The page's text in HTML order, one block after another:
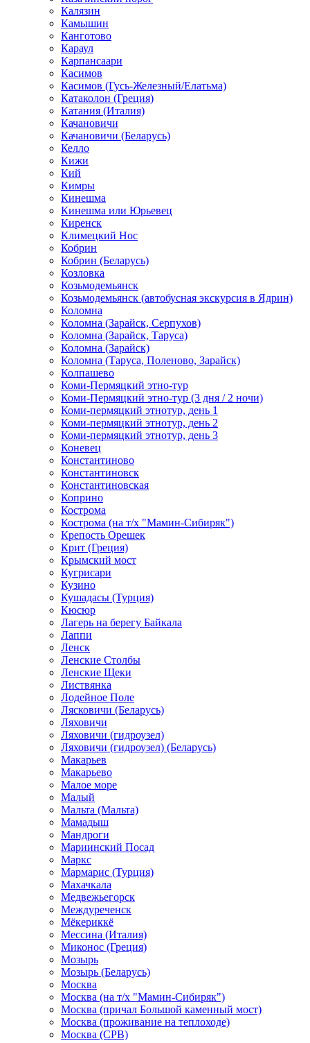
Калязин
Камышин
Канготово
Караул
Карпансаари
Касимов
Касимов (Гусь-Железный/Елатьма)
Катаколон (Греция)
Катания (Италия)
Качановичи
Качановичи (Беларусь)
Келло
Кижи
Кий
Кимры
Кинешма
Кинешма или Юрьевец
Киренск
Климецкий Нос
Кобрин
Кобрин (Беларусь)
Козловка
Козьмодемьянск
Козьмодемьянск (автобусная экскурсия в Ядрин)
Коломна
Коломна (Зарайск, Серпухов)
Коломна (Зарайск, Таруса)
Коломна (Зарайск)
Коломна (Таруса, Поленово, Зарайск)
Колпашево
Коми-Пермяцкий этно-тур
Коми-Пермяцкий этно-тур (3 дня / 2 ночи)
Коми-пермяцкий этнотур, день 1
Коми-пермяцкий этнотур, день 2
Коми-пермяцкий этнотур, день 3
Коневец
Константиново
Константиновск
Константиновская
Коприно
Кострома
Кострома (на т/х "Мамин-Сибиряк")
Крепость Орешек
Крит (Греция)
Крымский мост
Кугрисари
Кузино
Кушадасы (Турция)
Кюсюр
Лагерь на берегу Байкала
Лаппи
Ленск
Ленские Столбы
Ленские Щеки
Листвянка
Лодейное Поле
Лясковичи (Беларусь)
Ляховичи
Ляховичи (гидроузел)
Ляховичи (гидроузел) (Беларусь)
Макарьев
Макарьево
Малое море
Малый
Мальта (Мальта)
Мамадыш
Мандроги
Мариинский Посад
Маркс
Мармарис (Турция)
Махачкала
Медвежьегорск
Междуреченск
Мёкериккё
Мессина (Италия)
Миконос (Греция)
Мозырь
Мозырь (Беларусь)
Москва
Москва (на т/х "Мамин-Сибиряк")
Москва (причал Большой каменный мост)
Москва (проживание на теплоходе)
Москва (СРВ)